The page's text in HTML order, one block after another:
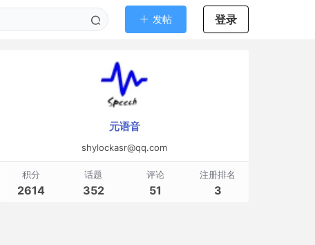
发帖 登录
元语音
shylockasr@qq.com
积分
2614
话题
352
评论
51
注册排名
3